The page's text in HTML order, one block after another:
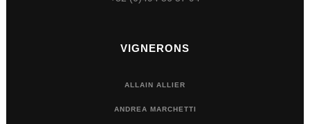
VIGNERONS
ALLAIN ALLIER
ANDREA MARCHETTI